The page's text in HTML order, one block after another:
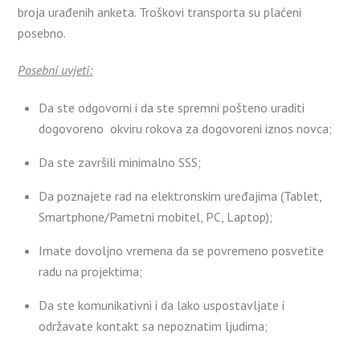
broja urađenih anketa. Troškovi transporta su plaćeni
posebno.
Posebni uvjeti:
Da ste odgovorni i da ste spremni pošteno uraditi
dogovoreno okviru rokova za dogovoreni iznos novca;
Da ste završili minimalno SSS;
Da poznajete rad na elektronskim uređajima (Tablet,
Smartphone/Pametni mobitel, PC, Laptop);
Imate dovoljno vremena da se povremeno posvetite
radu na projektima;
Da ste komunikativni i da lako uspostavljate i
održavate kontakt sa nepoznatim ljudima;